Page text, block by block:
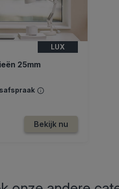
LUX
25mm
Bekijk nu